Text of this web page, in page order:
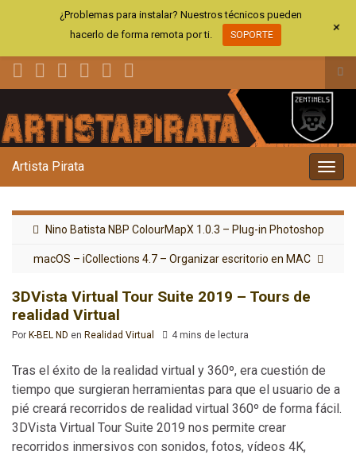
el
la
Artista Pirata
Nino Batista NBP ColourMapX 1.0.3 – Plug-in Photoshop
macOS – iCollections 4.7 – Organizar escritorio en MAC
3DVista Virtual Tour Suite 2019 – Tours de
realidad Virtual
Por K-BEL ND en Realidad Virtual 4 mins de lectura
Tras el éxito de la realidad virtual y 360º, era cuestión de
tiempo que surgieran herramientas para que el usuario de a
pié creará recorridos de realidad virtual 360º de forma fácil.
3DVista Virtual Tour Suite 2019 nos permite crear
recorridos inmersivos con sonidos, fotos, vídeos 4K,
¿Problemas para instalar? Nuestros técnicos pueden
hacerlo de forma remota por ti.
SOPORTE +